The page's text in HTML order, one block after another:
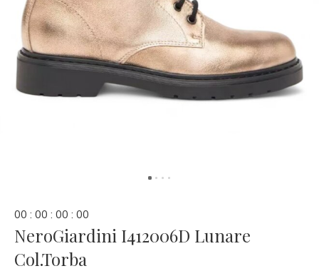
00 : 00 : 00 : 00
NeroGiardini I412006D Lunare
Col.Torba